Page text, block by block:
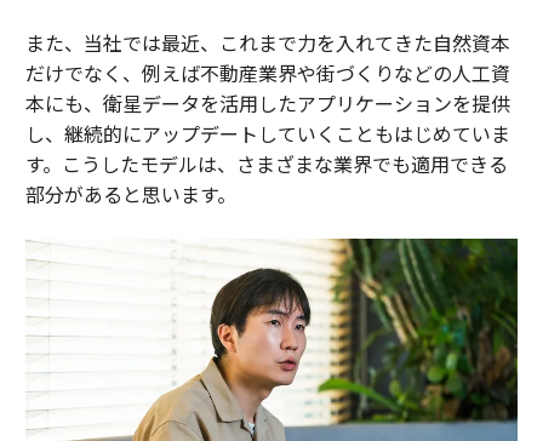
また、当社では最近、これまで力を入れてきた自然資本
だけでなく、例えば不動産業界や街づくりなどの人工資
本にも、衛星データを活用したアプリケーションを提供
し、継続的にアップデートしていくこともはじめていま
す。こうしたモデルは、さまざまな業界でも適用できる
部分があると思います。